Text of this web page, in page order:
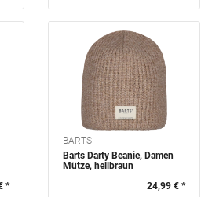
*
BARTS
Barts Darty Beanie, Damen
Mütze, hellbraun
24,99 € *